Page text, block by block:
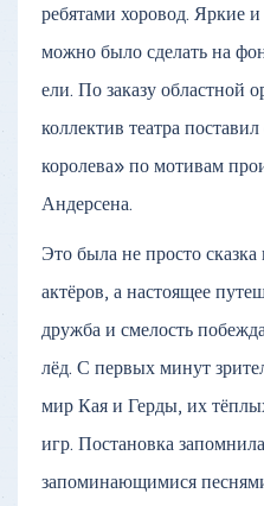
ребятами хоровод. Яркие
можно было сделать на
ели. По заказу областной
коллектив театра
королева» по мотивам
Андерсена.
Это была не просто
актёров, а настоящее
дружба и смелость
лёд. С первых минут
мир Кая и Герды, их
игр. Постановка
запоминающимися